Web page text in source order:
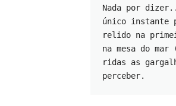
Nada por
único instante
relido na
na mesa do
ridas as
perceber.